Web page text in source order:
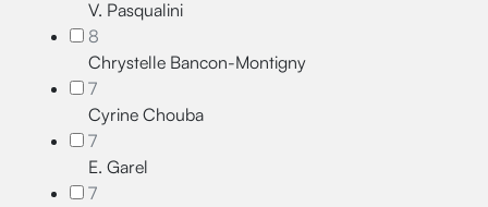
V. Pasqualini
8
Chrystelle Bancon-Montigny
7
Cyrine Chouba
7
E. Garel
7